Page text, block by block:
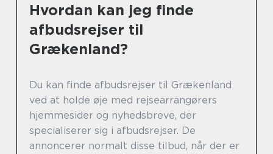
Hvordan kan jeg finde
afbudsrejser til
Grækenland?
Du kan finde afbudsrejser til Grækenland
ved at holde øje med rejsearrangørers
hjemmesider og nyhedsbreve, der
specialiserer sig i afbudsrejser. De
annoncerer normalt disse tilbud, når der er